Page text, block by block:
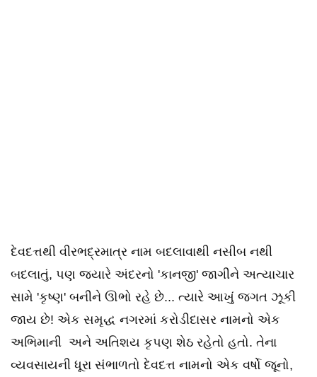
દેવદત્તથી વીરભદ્રમાત્ર નામ બદલાવાથી નસીબ નથી
બદલાતું, પણ જ્યારે અંદરનો 'કાનજી' જાગીને અત્યાચાર
સામે 'કૃષ્ણ' બનીને ઊભો રહે છે... ત્યારે આખું જગત ઝૂકી
જાય છે! એક સમૃદ્ધ નગરમાં કરોડીદાસર નામનો એક
અભિમાની અને અતિશય કૃપણ શેઠ રહેતો હતો. તેના
વ્યવસાયની ધૂરા સંભાળતો દેવદત્ત નામનો એક વર્ષો જૂનો,